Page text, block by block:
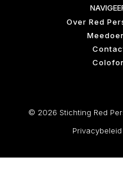
Over Red
© 2026 Stichting Red
Privacybeleid